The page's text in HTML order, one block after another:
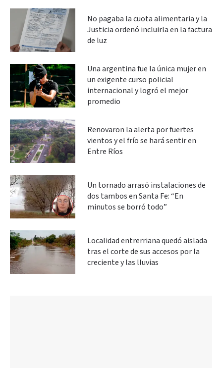
No pagaba la cuota alimentaria y la
Justicia ordenó incluirla en la factura
de luz
Una argentina fue la única mujer en
un exigente curso policial
internacional y logró el mejor
promedio
Renovaron la alerta por fuertes
vientos y el frío se hará sentir en
Entre Ríos
Un tornado arrasó instalaciones de
dos tambos en Santa Fe: “En
minutos se borró todo”
Localidad entrerriana quedó aislada
tras el corte de sus accesos por la
creciente y las lluvias